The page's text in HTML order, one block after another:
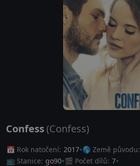
Confess (Confess)
📅 Rok natočení: 2017 🌎 Země původu:
📺 Stanice: go90 🎬 Počet dílů: 7